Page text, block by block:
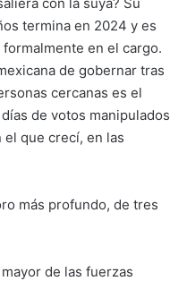
termina en 2024 y es
en el cargo.
de gobernar tras
cercanas es el
de votos manipulados
que crecí, en las
más profundo, de tres
de las fuerzas